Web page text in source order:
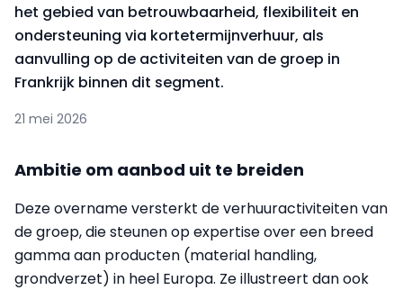
het gebied van betrouwbaarheid, flexibiliteit en
ondersteuning via kortetermijnverhuur, als
aanvulling op de activiteiten van de groep in
Frankrijk binnen dit segment.
21 mei 2026
Ambitie om aanbod uit te breiden
Deze overname versterkt de verhuuractiviteiten van
de groep, die steunen op expertise over een breed
gamma aan producten (material handling,
grondverzet) in heel Europa. Ze illustreert dan ook